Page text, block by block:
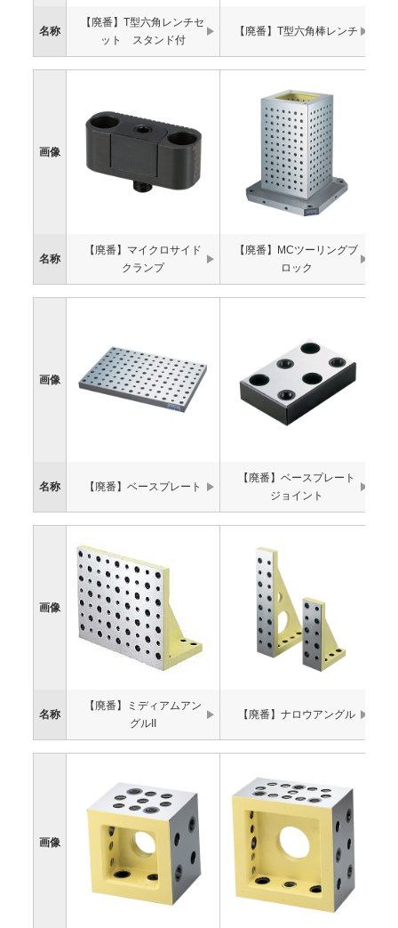
名称
【廃番】T型六角レンチセ
ット スタンド付
【廃番】T型六角棒レンチ
画像
名称
【廃番】マイクロサイド
クランプ
【廃番】MCツーリングブ
ロック
画像
名称 【廃番】ベースプレート
【廃番】ベースプレート
ジョイント
画像
名称
【廃番】ミディアムアン
グルII
【廃番】ナロウアングル
画像